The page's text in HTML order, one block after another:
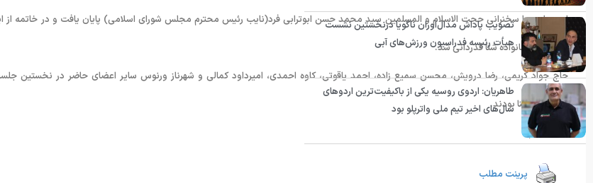
این جلسه با سخنرانی حجت الاسلام و المسلمین سید محمد حسن ابوترابی فرد(نایب رئیس محترم مجلس شورای اسلامی) پایان یافت و در خاتمه از
پیشکسوت خانواده شنا قدردانی شد.
حاج جواد کریمی، رضا درویش، محسن سمیع زاده، احمد یاقوتی، کاوه احمدی، امیرداود کمالی و شهرناز ورنوس سایر اعضای حاضر در نخستین
فدراسیون شنا بودند.
انتهای پیام
پرینت مطلب
تصویب پاداش مدال‌آوران ناگویا درنخستین نشست
هیأت رئیسه فدراسیون ورزش‌های آبی
طاهریان: اردوی روسیه یکی از باکیفیت‌ترین اردوهای
سال‌های اخیر تیم ملی واترپلو بود